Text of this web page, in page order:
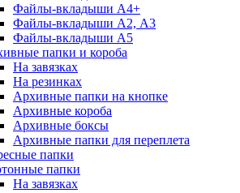
Файлы-вкладыши А4+
Файлы-вкладыши А2, А3
Файлы-вкладыши А5
папки и короба
На завязках
На резинках
Архивные папки на кнопке
Архивные короба
Архивные боксы
Архивные папки для переплета
папки
папки
На завязках